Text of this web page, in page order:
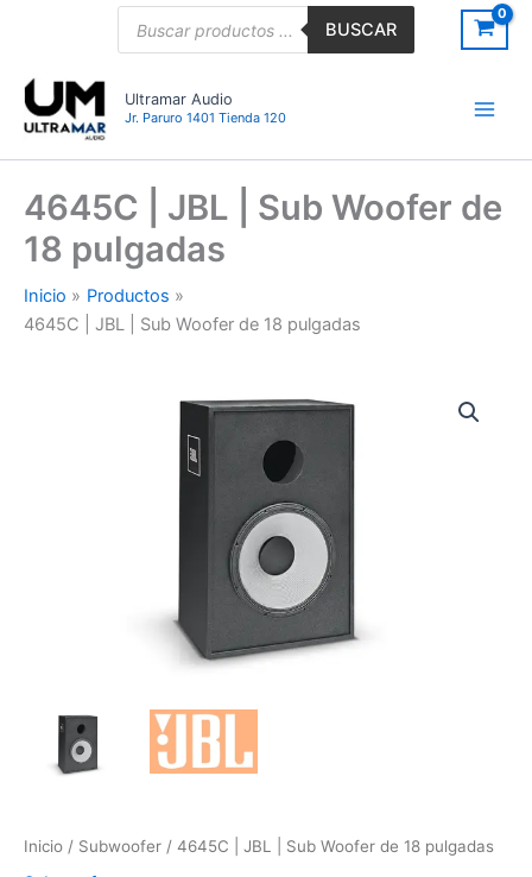
BUSCAR
Ultramar Audio
Jr. Paruro 1401 Tienda 120
4645C | JBL | Sub Woofer de
18 pulgadas
Inicio
Productos
4645C | JBL | Sub Woofer de 18 pulgadas
Inicio / Subwoofer / 4645C | JBL | Sub Woofer de 18 pulgadas